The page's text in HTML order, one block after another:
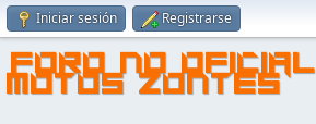
Iniciar sesión Registrarse
FORO NO OFICIAL
MOTOS ZONTES